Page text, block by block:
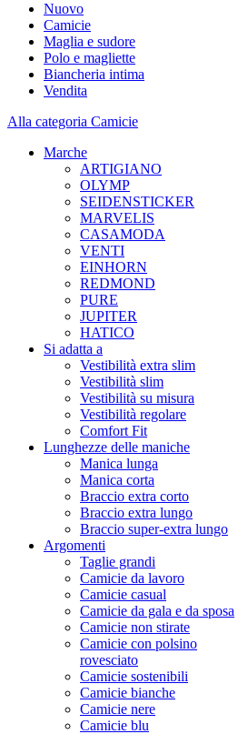
Nuovo
Camicie
Maglia e sudore
Polo e magliette
Biancheria intima
Vendita
Alla categoria Camicie
Marche
ARTIGIANO
OLYMP
SEIDENSTICKER
MARVELIS
CASAMODA
VENTI
EINHORN
REDMOND
PURE
JUPITER
HATICO
Si adatta a
Vestibilità extra slim
Vestibilità slim
Vestibilità su misura
Vestibilità regolare
Comfort Fit
Lunghezze delle maniche
Manica lunga
Manica corta
Braccio extra corto
Braccio extra lungo
Braccio super-extra lungo
Argomenti
Taglie grandi
Camicie da lavoro
Camicie casual
Camicie da gala e da sposa
Camicie non stirate
Camicie con polsino
rovesciato
Camicie sostenibili
Camicie bianche
Camicie nere
Camicie blu